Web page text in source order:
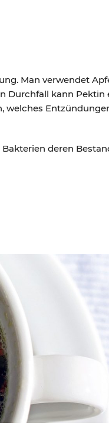
Man verwendet
Durchfall kann Pektin
welches
deren